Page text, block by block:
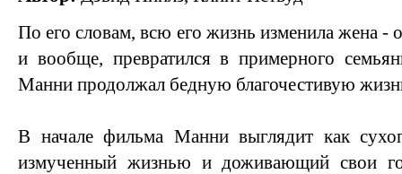
По его словам, всю его жизнь изменила жена -
и вообще, превратился в примерного
Манни продолжал бедную благочестивую
В начале фильма Манни выглядит как
измученный жизнью и доживающий свои